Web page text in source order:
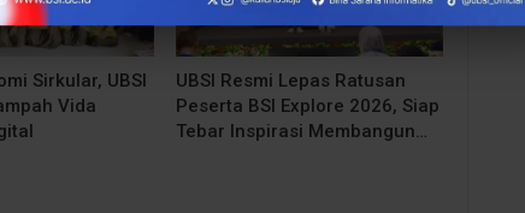
Sirkular, UBSI
Vida
UBSI Resmi Lepas Ratusan
Peserta BSI Explore 2026, Siap
Tebar Inspirasi Membangun…